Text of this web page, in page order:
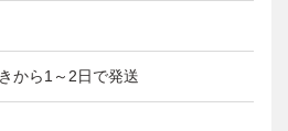
から1～2日で発送